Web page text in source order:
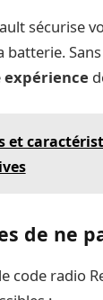
sécurise
batterie.
expérience
et
de ne
code radio